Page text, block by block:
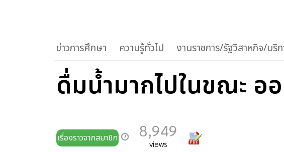
ข่าวการศึกษา ความรู้ทั่วไป งานราชการ/รัฐวิสาหกิจ/บริ
ดื่มน้ำมากไปในขณะ อ
เรื่องราวจากสมาชิก 8,949
views